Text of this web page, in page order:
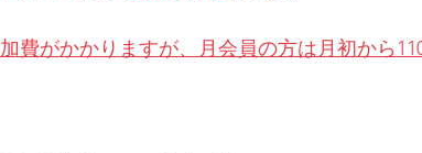
費がかかりますが、月会員の方は月初から